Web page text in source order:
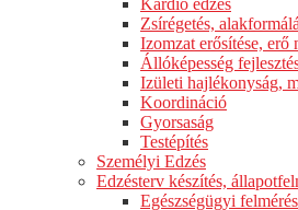
Kardió edzés
Zsírégetés,
Izomzat erősítése, erő
Állóképesség
Izületi hajlékonyság,
Koordináció
Gyorsaság
Testépítés
Személyi Edzés
Edzésterv készítés,
Egészségügyi